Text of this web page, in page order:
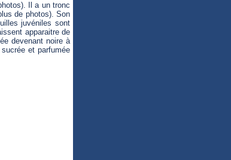
Il a un tronc
de photos). Son
juvéniles sont
apparaitre de
devenant noire à
et parfumée